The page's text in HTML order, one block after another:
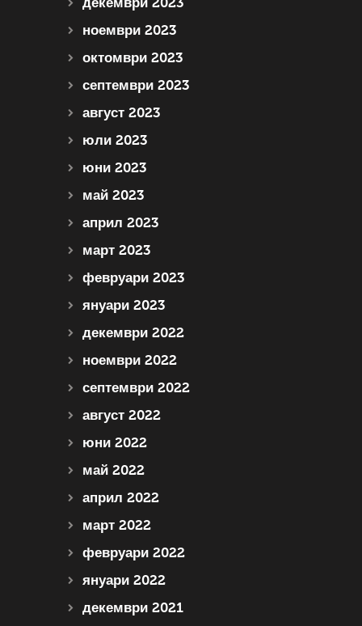
ноември 2023
октомври 2023
септември 2023
август 2023
юли 2023
юни 2023
май 2023
април 2023
март 2023
февруари 2023
януари 2023
декември 2022
ноември 2022
септември 2022
август 2022
юни 2022
май 2022
април 2022
март 2022
февруари 2022
януари 2022
декември 2021